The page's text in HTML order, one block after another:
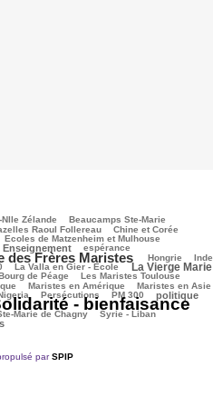
Zélande Beaucamps Ste-Marie
Raoul Follereau Chine et Corée
Ecoles de Matzenheim et Mulhouse
Enseignement espérance
des Frères Maristes Hongrie Inde
La Valla en Gier - Ecole La Vierge Marie
de Péage Les Maristes Toulouse
Maristes en Amérique Maristes en Asie
Persécutions PM 300 politique
- bienfaisance
Marie de Chagny Syrie - Liban
parSPIP